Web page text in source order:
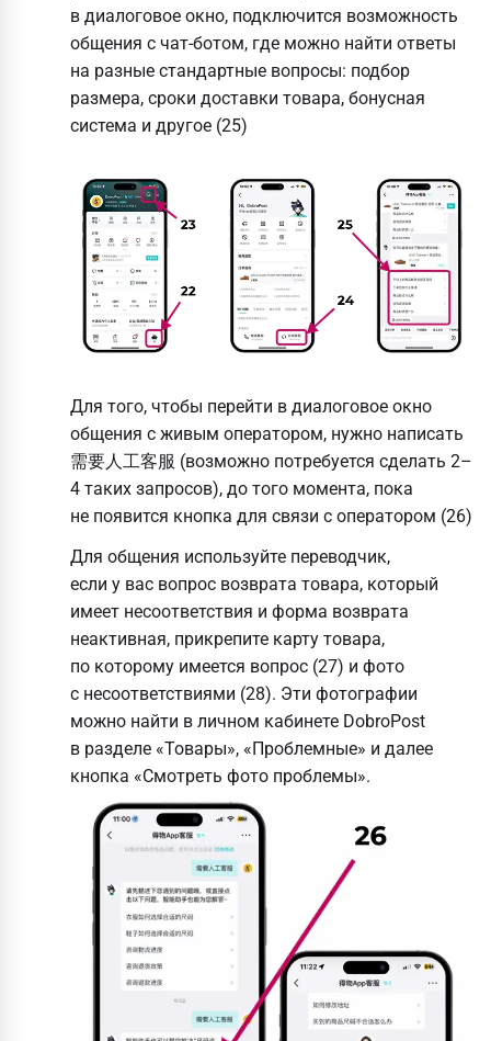
в диалоговое окно, подключится возможность
общения с чат-ботом, где можно найти ответы
на разные стандартные вопросы: подбор
размера, сроки доставки товара, бонусная
система и другое (25)
Для того, чтобы перейти в диалоговое окно
общения с живым оператором, нужно написать
需要人工客服 (возможно потребуется сделать 2–
4 таких запросов), до того момента, пока
не появится кнопка для связи с оператором (26)
Для общения используйте переводчик,
если у вас вопрос возврата товара, который
имеет несоответствия и форма возврата
неактивная, прикрепите карту товара,
по которому имеется вопрос (27) и фото
с несоответствиями (28). Эти фотографии
можно найти в личном кабинете DobroPost
в разделе «Товары», «Проблемные» и далее
кнопка «Смотреть фото проблемы».